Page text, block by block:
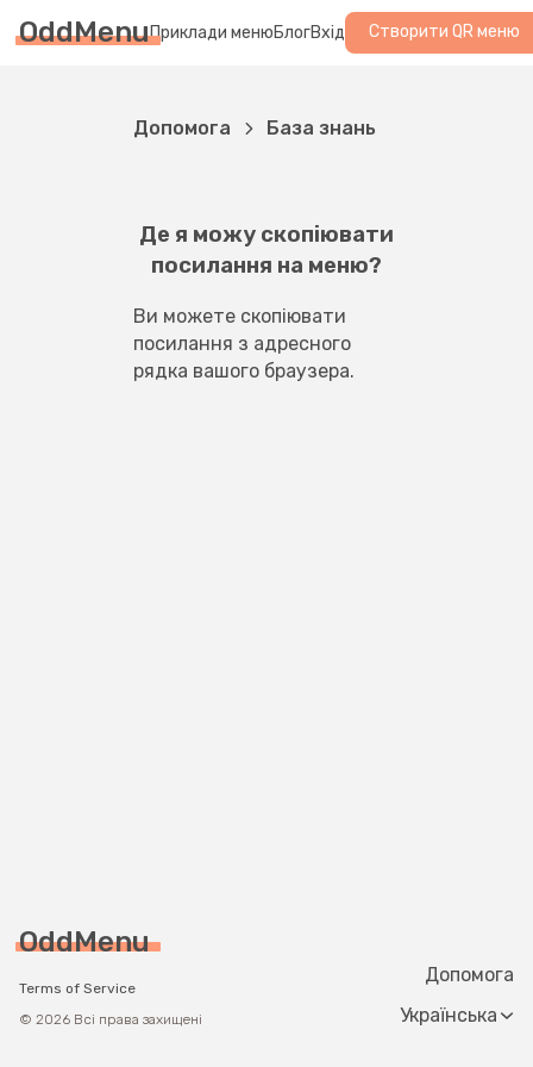
OddMenuПриклади менюБлогВхід Створити QR меню
Допомога База знань
Де я можу скопіювати
посилання на меню?
Ви можете скопіювати
посилання з адресного
рядка вашого браузера.
OddMenu
Terms of Service
© 2026 Всі права захищені
Допомога
Change